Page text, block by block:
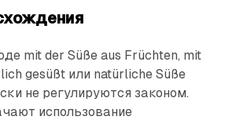
mit der Süße aus Früchten, mit
gesüßt или natürliche Süße
не регулируются законом.
использование